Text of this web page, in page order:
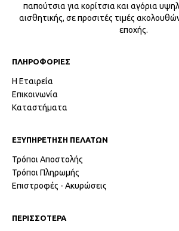
παπούτσια για κορίτσια και αγόρια
αισθητικής, σε προσιτές τιμές
εποχής.
ΠΛΗΡΟΦΟΡΙΕΣ
Η Εταιρεία
Επικοινωνία
Καταστήματα
ΕΞΥΠΗΡΕΤΗΣΗ ΠΕΛΑΤΩΝ
Τρόποι Αποστολής
Τρόποι Πληρωμής
Επιστροφές - Ακυρώσεις
ΠΕΡΙΣΣΟΤΕΡΑ